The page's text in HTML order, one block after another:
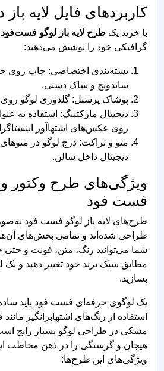
طرح وکتور پیتزا کلاهدار
برای فست فود
لوگو فست فود طرح پیتزا
خنثی – لایه باز و آماده
–
طرح لایه باز لوگو فست
لوگوی حرفه‌ای فست
در بازار شلوغ و پررقابت